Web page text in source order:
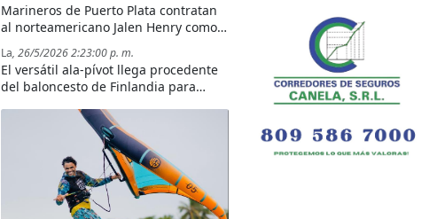
Marineros de Puerto Plata contratan
al norteamericano Jalen Henry como
La, 26/5/2026 2:23:00 p. m.
El versátil ala-pívot llega procedente
del baloncesto de Finlandia para
en la recta final de la temporada de la